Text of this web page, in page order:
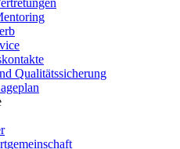
Qualitätssicherung